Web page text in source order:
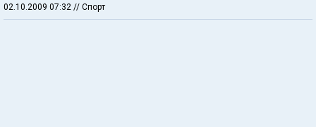
02.10.2009 07:32 // Спорт